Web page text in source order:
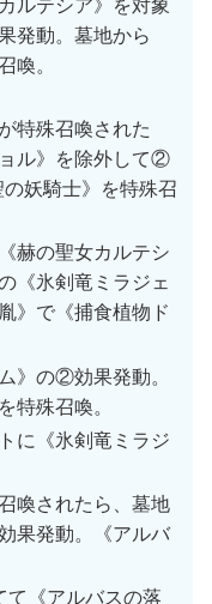
ルテシア》を対象
発動。墓地から
喚。
特殊召喚された
ル》を除外して②
妖騎士》を特殊召
赫の聖女カルテシ
《氷剣竜ミラジェ
》で《捕食植物ド
》の②効果発動。
特殊召喚。
に《氷剣竜ミラジ
喚されたら、墓地
果発動。《アルバ
て《アルバスの落